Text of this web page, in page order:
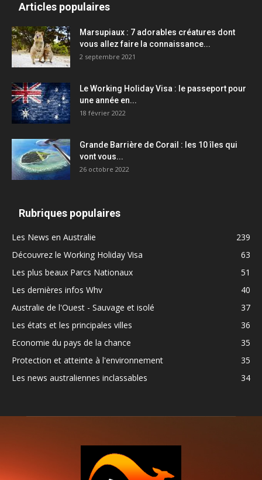
Articles populaires
Marsupiaux : 7 adorables créatures dont
vous allez faire la connaissance...
2 septembre 2021
Le Working Holiday Visa : le passeport pour
une année en...
18 février 2022
Grande Barrière de Corail : les 10 îles qui
vont vous...
26 octobre 2022
Rubriques populaires
Les News en Australie
239
Découvrez le Working Holiday Visa
63
Les plus beaux Parcs Nationaux
51
Les dernières infos Whv
40
Australie de l'Ouest - Sauvage et isolé
37
Les états et les principales villes
36
Economie du pays de la chance
35
Protection et atteinte à l'environnement
35
Les news australiennes inclassables
34